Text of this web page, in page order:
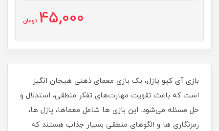
45,000 تومان
بازی آی کیو پازل، یک بازی معمای ذهنی هیجان انگیز
است که باعث تقویت مهارت‌های تفکر منطقی، استدلال و
حل مسئله می‌شود. این بازی ها شامل معماها، پازل ها،
رمزنگاری ها و الگوهای منطقی بسیار جذاب هستند که